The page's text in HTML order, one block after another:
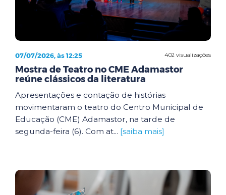
402 visualizações
07/07/2026, às 12:25
Mostra de Teatro no CME Adamastor
reúne clássicos da literatura
Apresentações e contação de histórias
movimentaram o teatro do Centro Municipal de
Educação (CME) Adamastor, na tarde de
segunda-feira (6). Com at... [saiba mais]